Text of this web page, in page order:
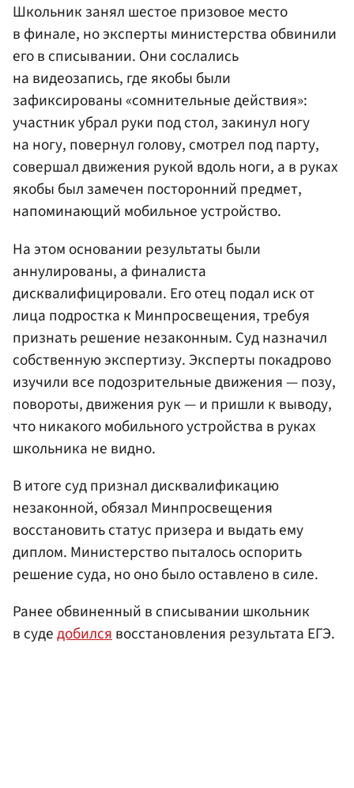
Школьник занял шестое призовое место
в финале, но эксперты министерства обвинили
его в списывании. Они сослались
на видеозапись, где якобы были
зафиксированы «сомнительные действия»:
участник убрал руки под стол, закинул ногу
на ногу, повернул голову, смотрел под парту,
совершал движения рукой вдоль ноги, а в руках
якобы был замечен посторонний предмет,
напоминающий мобильное устройство.
На этом основании результаты были
аннулированы, а финалиста
дисквалифицировали. Его отец подал иск от
лица подростка к Минпросвещения, требуя
признать решение незаконным. Суд назначил
собственную экспертизу. Эксперты покадрово
изучили все подозрительные движения — позу,
повороты, движения рук — и пришли к выводу,
что никакого мобильного устройства в руках
школьника не видно.
В итоге суд признал дисквалификацию
незаконной, обязал Минпросвещения
восстановить статус призера и выдать ему
диплом. Министерство пыталось оспорить
решение суда, но оно было оставлено в силе.
Ранее обвиненный в списывании школьник
в судедобилсявосстановления результата ЕГЭ.